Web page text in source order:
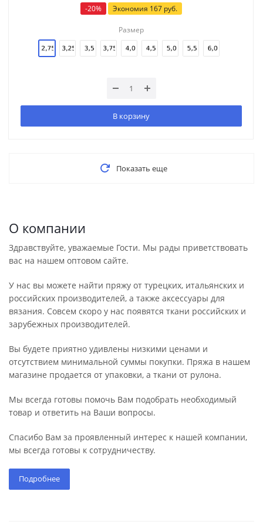
-20% Экономия 167 руб.
Размер
В корзину
Показать еще
О компании
Здравствуйте, уважаемые Гости. Мы рады приветствовать
вас на нашем оптовом сайте.
У нас вы можете найти пряжу от турецких, итальянских и
российских производителей, а также аксессуары для
вязания. Совсем скоро у нас появятся ткани российских и
зарубежных производителей.
Вы будете приятно удивлены низкими ценами и
отсутствием минимальной суммы покупки. Пряжа в нашем
магазине продается от упаковки, а ткани от рулона.
Мы всегда готовы помочь Вам подобрать необходимый
товар и ответить на Ваши вопросы.
Спасибо Вам за проявленный интерес к нашей компании,
мы всегда готовы к сотрудничеству.
Подробнее